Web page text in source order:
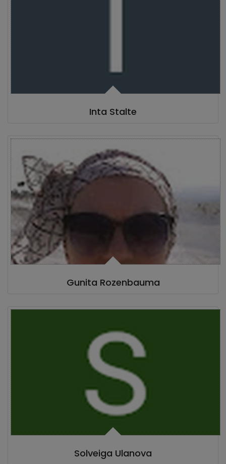
Inta Stalte
Gunita Rozenbauma
Solveiga Ulanova